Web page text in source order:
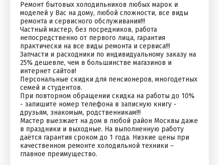
Ремонт бытовых холодильников любых марок и
моделей у Вас на дому, любой сложности, все виды
ремонта и сервисного обслуживания!!!
Частный мастер, без посредников, работа
непосредственно от первого лица, гарантия
практически на все виды ремонта и сервиса!!!
Запчасти и расходники по индивидуальному заказу на
25% дешевле, чем в большинстве магазинов и
интернет сайтов!
Персональные скидки для пенсионеров, многодетных
семей и студентов.
При повторном обращении скидка на работы до 10%
- запишите номер телефона в записную книгу -
друзьям, знакомым, родственникам!!!
Мастер выезжает на дом в любой район Москвы даже
в праздники и выходные. На выполненную работу
даётся гарантия сроком до 1 года. Низкие цены при
качественном ремонте холодильной техники –
главное преимущество.